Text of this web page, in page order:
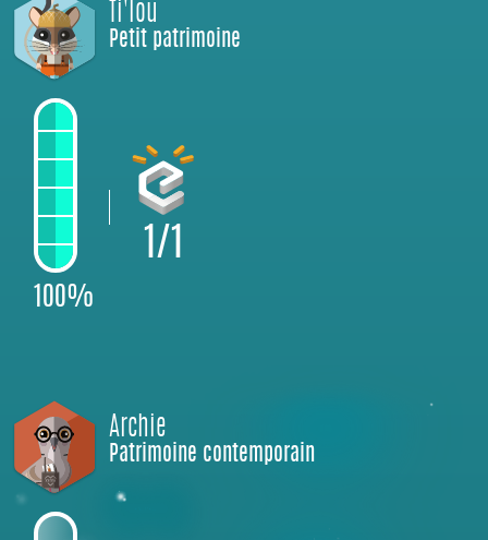
Ti'lou
Petit patrimoine
100%
1/1
Archie
Patrimoine contemporain